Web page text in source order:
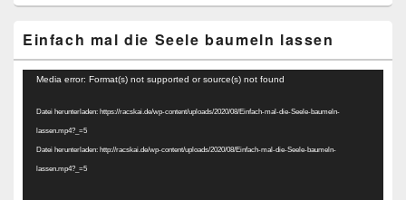
Einfach mal die Seele baumeln lassen
Video-
Media error: Format(s) not supported or source(s) not found
Datei herunterladen: https://racskai.de/wp-content/uploads/2020/08/Einfach-mal-die-Seele-baumeln-
lassen.mp4?_=5
Datei herunterladen: http://racskai.de/wp-content/uploads/2020/08/Einfach-mal-die-Seele-baumeln-
lassen.mp4?_=5